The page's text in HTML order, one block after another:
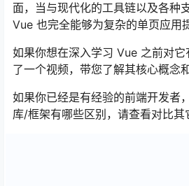
面，当与现代化的工具链以及各种
Vue 也完全能够为复杂的单页应用
如果你想在深入学习 Vue 之前对
了一个视频，带您了解其核心概念
如果你已经是有经验的前端开发者
库/框架有哪些区别，请查看对比其